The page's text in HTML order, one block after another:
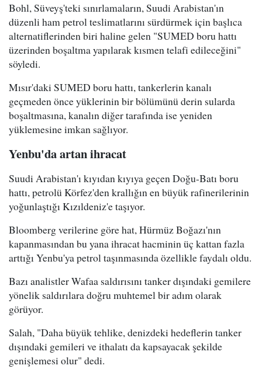
Bohl, Süveyş'teki sınırlamaların, Suudi Arabistan'ın
düzenli ham petrol teslimatlarını sürdürmek için başlıca
alternatiflerinden biri haline gelen "SUMED boru hattı
üzerinden boşaltma yapılarak kısmen telafi edileceğini"
söyledi.
Mısır'daki SUMED boru hattı, tankerlerin kanalı
geçmeden önce yüklerinin bir bölümünü derin sularda
boşaltmasına, kanalın diğer tarafında ise yeniden
yüklemesine imkan sağlıyor.
Yenbu'da artan ihracat
Suudi Arabistan'ı kıyıdan kıyıya geçen Doğu-Batı boru
hattı, petrolü Körfez'den krallığın en büyük rafinerilerinin
yoğunlaştığı Kızıldeniz'e taşıyor.
Bloomberg verilerine göre hat, Hürmüz Boğazı'nın
kapanmasından bu yana ihracat hacminin üç kattan fazla
arttığı Yenbu'ya petrol taşınmasında özellikle faydalı oldu.
Bazı analistler Wafaa saldırısını tanker dışındaki gemilere
yönelik saldırılara doğru muhtemel bir adım olarak
görüyor.
Salah, "Daha büyük tehlike, denizdeki hedeflerin tanker
dışındaki gemileri ve ithalatı da kapsayacak şekilde
genişlemesi olur" dedi.